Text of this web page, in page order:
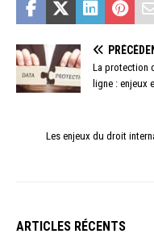
La protection
ligne : enjeux
Les enjeux du droit
ARTICLES RÉCENTS